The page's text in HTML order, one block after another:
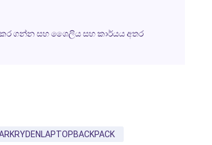
කර ගන්න සහ ශෛලිය සහ කාර්යය අතර